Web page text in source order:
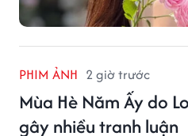
PHIM ẢNH 2 giờ trước
Mùa Hè Năm Ấy do
gây nhiều tranh luận